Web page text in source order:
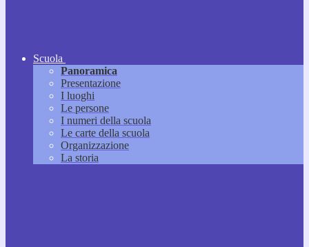
Scuola
Panoramica
Presentazione
I luoghi
Le persone
I numeri della scuola
Le carte della scuola
Organizzazione
La storia